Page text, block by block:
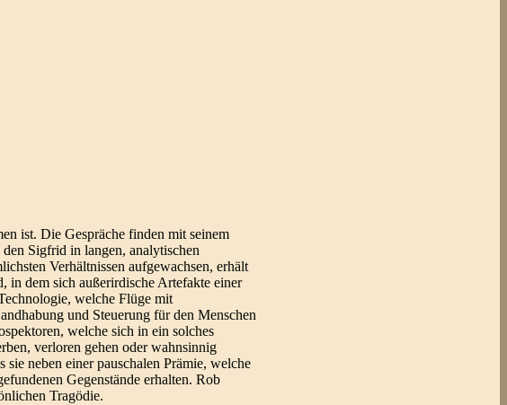
ist. Die Gespräche finden mit seinem
Sigfrid in langen, analytischen
Verhältnissen aufgewachsen, erhält
in dem sich außerirdische Artefakte einer
welche Flüge mit
und Steuerung für den Menschen
welche sich in ein solches
verloren gehen oder wahnsinnig
neben einer pauschalen Prämie, welche
Gegenstände erhalten. Rob
Tragödie.